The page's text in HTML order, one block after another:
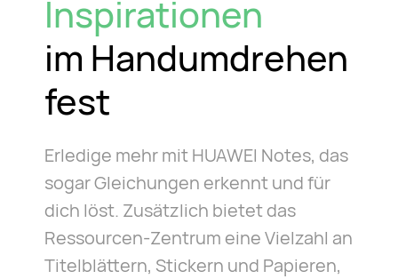
Inspirationen
im Handumdrehen
fest
Erledige mehr mit HUAWEI Notes, das
sogar Gleichungen erkennt und für
dich löst. Zusätzlich bietet das
Ressourcen-Zentrum eine Vielzahl an
Titelblättern, Stickern und Papieren,